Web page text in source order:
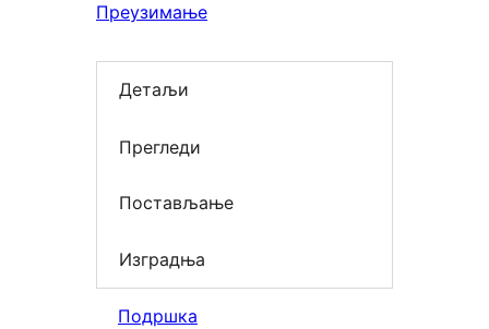
Преузимање
Детаљи
Прегледи
Постављање
Изградња
Подршка